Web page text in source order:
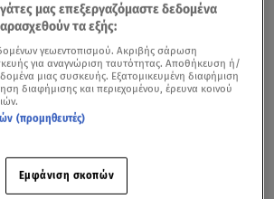
μας επεξεργαζόμαστε δεδομένα
τα εξής:
γεωεντοπισμού. Ακριβής σάρωση
για αναγνώριση ταυτότητας. Αποθήκευση ή/
μιας συσκευής. Εξατομικευμένη διαφήμιση
διαφήμισης και περιεχομένου, έρευνα κοινού
(προμηθευτές)
Εμφάνιση σκοπών